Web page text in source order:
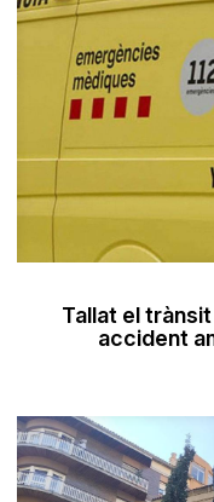
Tallat el
accident